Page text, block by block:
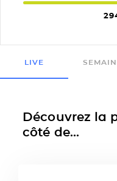
LIVE
Découvrez la
côté de...